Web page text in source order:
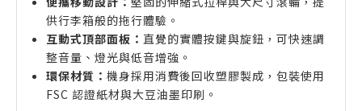
供行李箱般的拖行體驗。
互動式頂部面板： 直覺的實體按鍵與旋鈕，可快速調
整音量、燈光與低音增強。
環保材質： 機身採用消費後回收塑膠製成，包裝使用
FSC 認證紙材與大豆油墨印刷。